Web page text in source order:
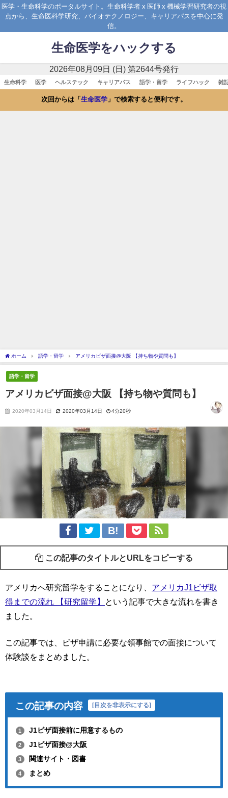
医学・生命科学のポータルサイト。生命科学者 x 医師 x 機械学習研究者の視
点から、生命医科学研究、バイオテクノロジー、キャリアパスを中心に発
信。
生命医学をハックする
2026年08月09日 (日) 第2644号発行
生命科学 医学 ヘルステック キャリアパス 語学・留学 ライフハック 雑
次回からは「 生命医学 」で検索すると便利です。
ホーム 語学・留学 アメリカビザ面接@大阪 【持ち物や質問も】
語学・留学
アメリカビザ面接@大阪 【持ち物や質問も】
2020年03月14日 2020年03月14日 4分20秒
この記事のタイトルとURLをコピーする
アメリカへ研究留学をすることになり、 アメリカJ1ビザ取
得までの流れ 【研究留学】
という記事で大きな流れを書き
ました。
この記事では、ビザ申請に必要な領事館での面接について
体験談をまとめました。
この記事の内容 [ 目次を非表示にする]
1 J1ビザ面接前に用意するもの
2 J1ビザ面接@大阪
3 関連サイト・図書
4 まとめ